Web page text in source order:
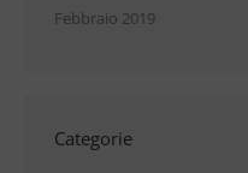
Febbraio 2019
Categorie